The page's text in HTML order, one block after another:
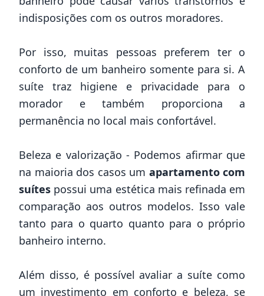
indisposições com os outros moradores.
Por isso, muitas pessoas preferem ter o
conforto de um banheiro somente para si. A
suíte traz higiene e privacidade para o
morador e também proporciona a
permanência no local mais confortável.
Beleza e valorização - Podemos afirmar que
na maioria dos casos um apartamento com
suítes possui uma estética mais refinada em
comparação aos outros modelos. Isso vale
tanto para o quarto quanto para o próprio
banheiro interno.
Além disso, é possível avaliar a suíte como
um investimento em conforto e beleza, se